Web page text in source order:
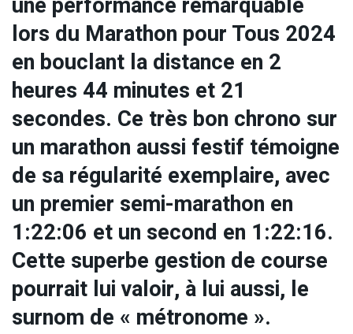
lors du Marathon pour Tous 2024
en bouclant la distance en 2
heures 44 minutes et 21
secondes. Ce très bon chrono sur
un marathon aussi festif témoigne
de sa régularité exemplaire, avec
un premier semi-marathon en
1:22:06 et un second en 1:22:16.
Cette superbe gestion de course
pourrait lui valoir, à lui aussi, le
surnom de « métronome ».